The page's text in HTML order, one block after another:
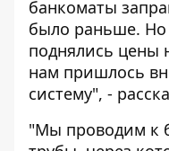
банкоматы
было раньше. Но
поднялись цены
нам пришлось
систему", -
"Мы проводим к